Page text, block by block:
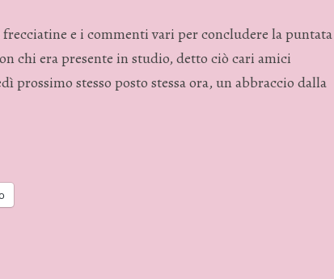
e i commenti vari per concludere la puntata
chi era presente in studio, detto ciò cari amici
prossimo stesso posto stessa ora, un abbraccio dalla